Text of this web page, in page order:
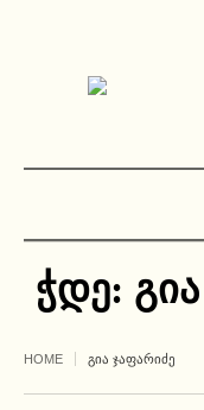
ჭდე:
HOME ᲒᲘᲐ ᲯᲐᲤᲐᲠᲘᲫᲔ